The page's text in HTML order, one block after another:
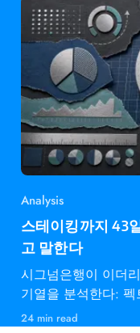
Analysis
스테이킹까지 43
고 말한다
시그넘은행이 이더
기열을 분석한다:
24 min read